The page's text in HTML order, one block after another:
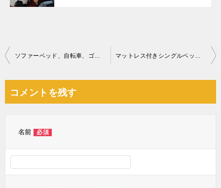
投
ビ
ソファーベッド、自転車、ゴミ箱、ジョーロ、ほうき等の回収・処分 マットレス付きシングルベッド、スタンドミラー、洗濯機等の回収
コメントを残す
名前 必須